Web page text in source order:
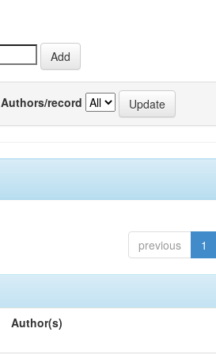
Authors/record
previous 1
Author(s)